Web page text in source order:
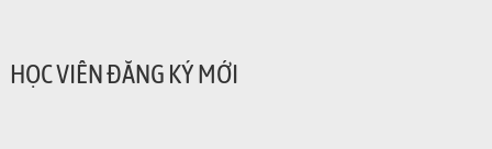
HỌC VIÊN ĐĂNG KÝ MỚI